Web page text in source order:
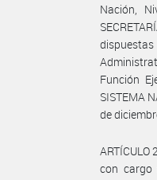
Nación,
Función
SISTEMA
de
con cargo